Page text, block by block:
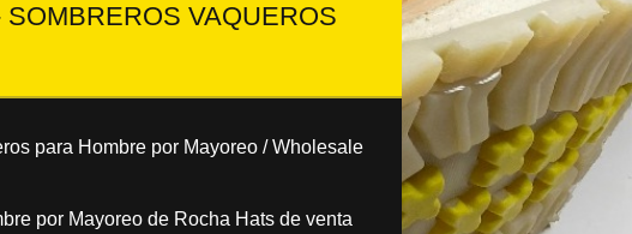
VAQUEROS
para Hombre por Mayoreo /Wholesale
por Mayoreo de Rocha Hats de venta